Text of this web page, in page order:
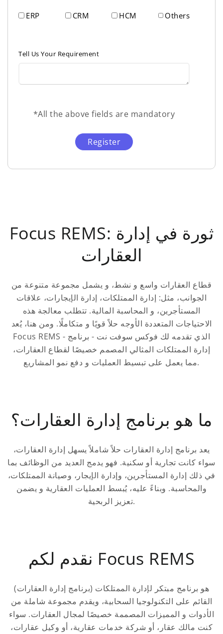
ERP CRM HCM Others
Tell Us Your Requirement
*All the above fields are mandatory
Focus REMS: ثورة في إدارة
العقارات
قطاع العقارات واسع و نشط، و يشمل مجموعة متنوعة من
الجوانب، مثل: إدارة الممتلكات، إدارة الإيجارات، علاقات
المستأجرين، و المحاسبة المالية. تتطلب معالجة هذه
الاحتياجات المتعددة الأوجه حلاً قويًا و متكاملًا. ومن هنا، يُعد
Focus REMS - الذي تقدمه لك فوكس سوفت نت - برنامج
إدارة الممتلكات المثالي المصمم خصيصًا لقطاع العقارات،
مما يعمل على تبسيط العمليات و دفع نمو المشاريع.
ما هو برنامج إدارة العقارات؟
يعد برنامج إدارة العقارات حلاً شاملاً يسهل إدارة العقارات،
سواء كانت تجارية أو سكنية. فهو يدمج العديد من الوظائف بما
في ذلك إدارة المستأجرين، وإدارة الإيجار، وصيانة الممتلكات،
والمحاسبة. وبناءً عليه، يُبسط العمليات العقارية و يضمن
تعزيز الربحية.
نقدم لكم Focus REMS
(برنامج إدارة العقارات) هو برنامج مبتكر لإدارة الممتلكات
القائم على التكنولوجيا السحابية، ويقدم مجموعة شاملة من
الأدوات و المميزات المصممة خصيصًا لمجال العقارات. سواء
كنت مالك عقار، أو شركة خدمات عقارية، أو وكيل عقارات،